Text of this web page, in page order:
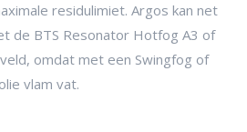
residulimiet. Argos kan net
de BTS Resonator Hotfog A3 of
omdat met een Swingfog of
vlam vat.